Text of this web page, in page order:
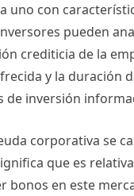
uno con
pueden
crediticia de la
y la duración
de inversión
corporativa se
que es
bonos en este